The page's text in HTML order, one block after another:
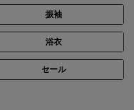
身長：155cm
振袖
浴衣
セール